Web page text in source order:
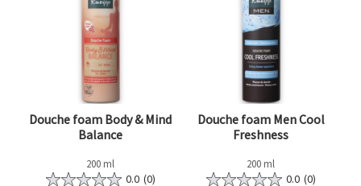
Douche foam Body & Mind
Balance
200 ml
0.0 (0)
Douche foam Men Cool
Freshness
200 ml
0.0 (0)